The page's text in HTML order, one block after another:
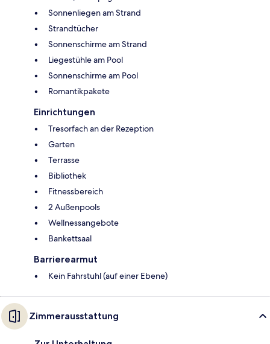
Sonnenliegen am Strand
Strandtücher
Sonnenschirme am Strand
Liegestühle am Pool
Sonnenschirme am Pool
Romantikpakete
Einrichtungen
Tresorfach an der Rezeption
Garten
Terrasse
Bibliothek
Fitnessbereich
2 Außenpools
Wellnessangebote
Bankettsaal
Barrierearmut
Kein Fahrstuhl (auf einer Ebene)
Zimmerausstattung